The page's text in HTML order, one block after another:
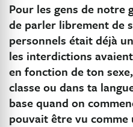
Pour les gens de notre
de parler librement de
personnels était déjà
les interdictions
en fonction de ton
classe ou dans ta
base quand on
pouvait être vu